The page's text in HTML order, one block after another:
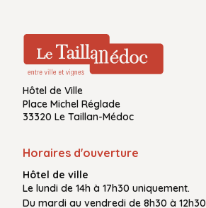
Hôtel de Ville
Place Michel Réglade
33320 Le Taillan-Médoc
Horaires d'ouverture
Hôtel de ville
Le lundi de 14h à 17h30 uniquement.
Du mardi au vendredi de 8h30 à 12h30